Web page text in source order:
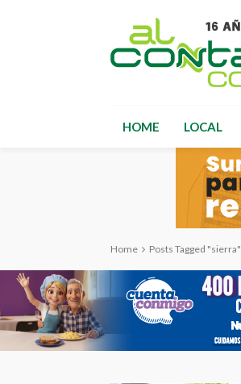
HOME LOCAL
Home Posts Tagged "sierra"